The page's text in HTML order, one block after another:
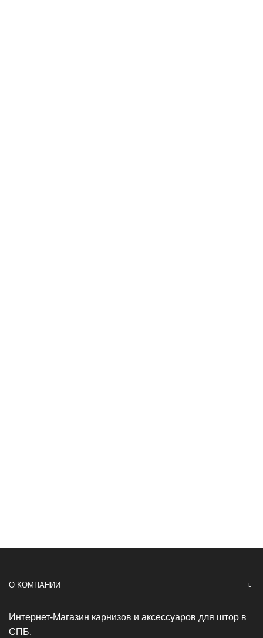
О КОМПАНИИ
Интернет-Магазин карнизов и аксессуаров для штор в
СПБ.